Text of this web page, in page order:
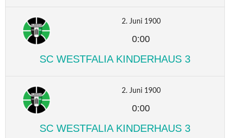
2. Juni 1900
0:00
SC WESTFALIA KINDERHAUS 3
2. Juni 1900
0:00
SC WESTFALIA KINDERHAUS 3